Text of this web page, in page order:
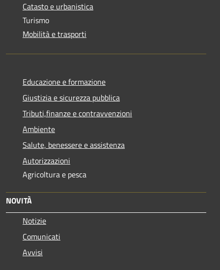
Catasto e urbanistica
Turismo
Mobilità e trasporti
Educazione e formazione
Giustizia e sicurezza pubblica
Tributi,finanze e contravvenzioni
Ambiente
Salute, benessere e assistenza
Autorizzazioni
Agricoltura e pesca
NOVITÀ
Notizie
Comunicati
Avvisi